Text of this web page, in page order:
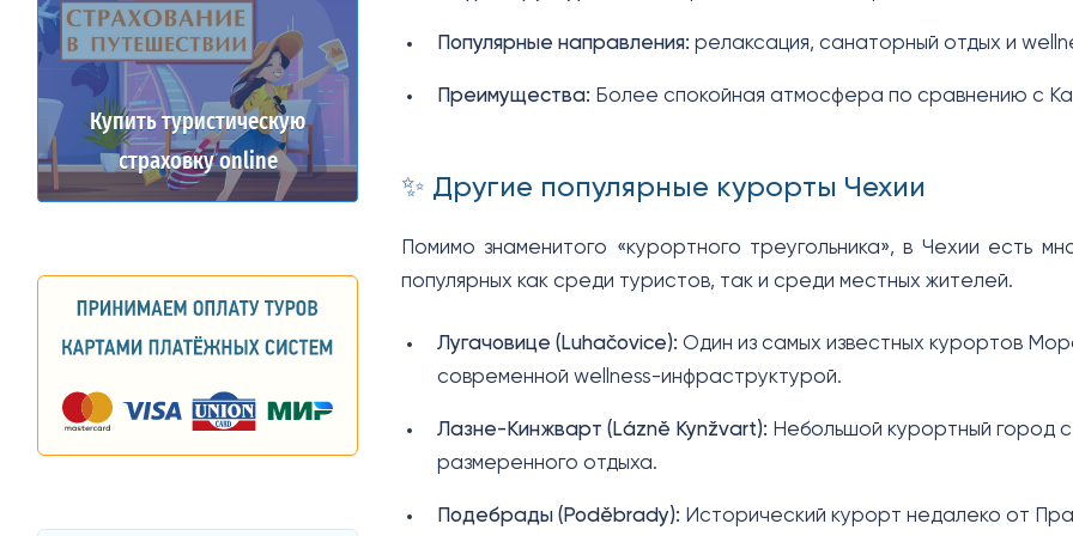
Купить туристическую
страховку online
Популярные направления: релаксация, санаторный отдых и
Преимущества: Более спокойная атмосфера по сравнению с
✨ Другие популярные курорты Чехии
Помимо знаменитого «курортного треугольника», в Чехии есть
популярных как среди туристов, так и среди местных жителей.
Лугачовице (Luhačovice): Один из самых известных курортов
современной wellness-инфраструктурой.
Лазне-Кинжварт (Lázně Kynžvart): Небольшой курортный город
размеренного отдыха.
Подебрады (Poděbrady): Исторический курорт недалеко от